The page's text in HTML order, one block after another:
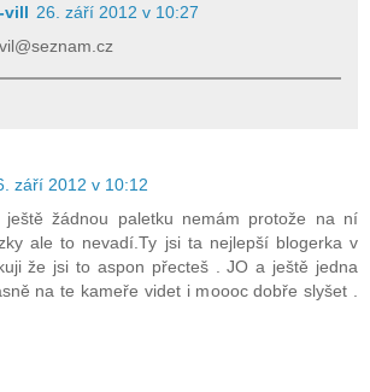
vill 26. září 2012 v 10:27
září 2012 v 10:12
žádnou paletku nemám protože na ní
ale to nevadí.Ty jsi ta nejlepší blogerka v
že jsi to aspon přecteš . JO a ještě jedna
na te kameře videt i moooc dobře slyšet .